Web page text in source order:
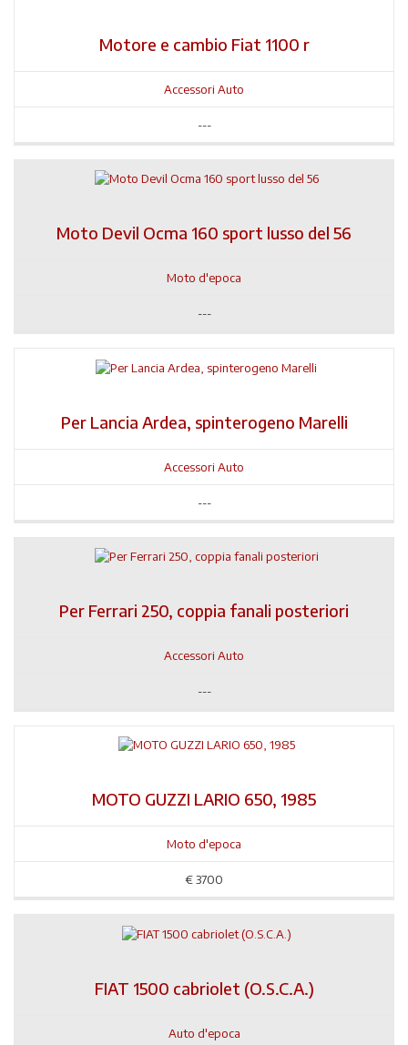
Motore e cambio Fiat 1100 r
Accessori Auto
---
Moto Devil Ocma 160 sport lusso del 56
Moto d'epoca
---
Per Lancia Ardea, spinterogeno Marelli
Accessori Auto
---
Per Ferrari 250, coppia fanali posteriori
Accessori Auto
---
MOTO GUZZI LARIO 650, 1985
Moto d'epoca
€3700
FIAT 1500 cabriolet (O.S.C.A.)
Auto d'epoca